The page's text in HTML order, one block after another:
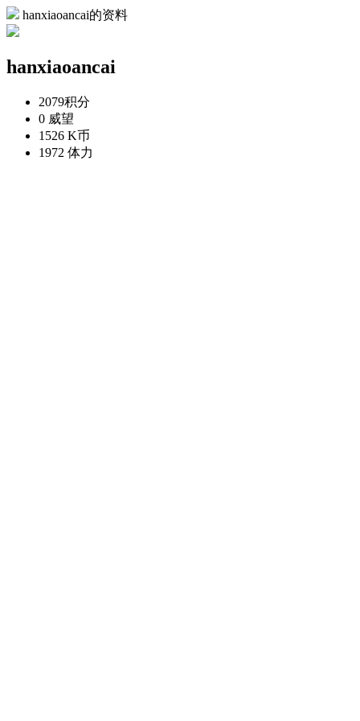
hanxiaoancai的资料
hanxiaoancai
2079积分
0 威望
1526 K币
1972 体力